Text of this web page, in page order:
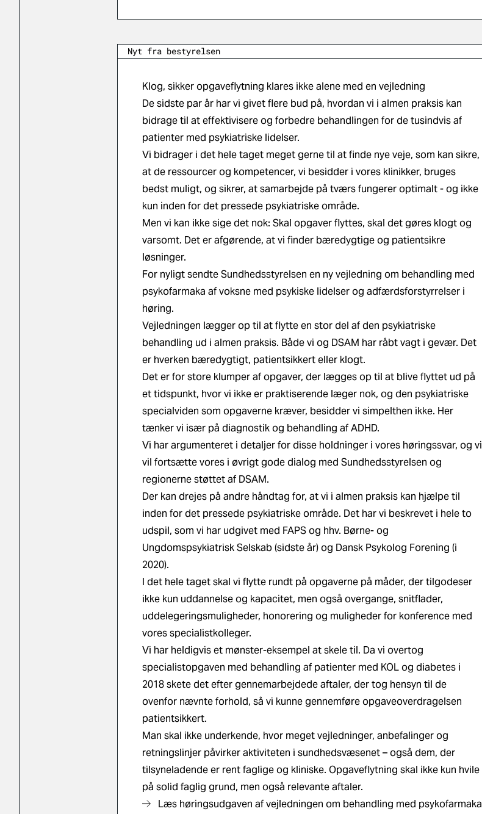
Nyt fra bestyrelsen
Klog, sikker opgaveflytning klares ikke alene med en vejledning
De sidste par år har vi givet flere bud på, hvordan vi i almen praksis kan
bidrage til at effektivisere og forbedre behandlingen for de tusindvis af
patienter med psykiatriske lidelser.
Vi bidrager i det hele taget meget gerne til at finde nye veje, som kan sikre,
at de ressourcer og kompetencer, vi besidder i vores klinikker, bruges
bedst muligt, og sikrer, at samarbejde på tværs fungerer optimalt - og ikke
kun inden for det pressede psykiatriske område.
Men vi kan ikke sige det nok: Skal opgaver flyttes, skal det gøres klogt og
varsomt. Det er afgørende, at vi finder bæredygtige og patientsikre
løsninger.
For nyligt sendte Sundhedsstyrelsen en ny vejledning om behandling med
psykofarmaka af voksne med psykiske lidelser og adfærdsforstyrrelser i
høring.
Vejledningen lægger op til at flytte en stor del af den psykiatriske
behandling ud i almen praksis. Både vi og DSAM har råbt vagt i gevær. Det
er hverken bæredygtigt, patientsikkert eller klogt.
Det er for store klumper af opgaver, der lægges op til at blive flyttet ud på
et tidspunkt, hvor vi ikke er praktiserende læger nok, og den psykiatriske
specialviden som opgaverne kræver, besidder vi simpelthen ikke. Her
tænker vi især på diagnostik og behandling af ADHD.
Vi har argumenteret i detaljer for disse holdninger i vores høringssvar, og vi
vil fortsætte vores i øvrigt gode dialog med Sundhedsstyrelsen og
regionerne støttet af DSAM.
Der kan drejes på andre håndtag for, at vi i almen praksis kan hjælpe til
inden for det pressede psykiatriske område. Det har vi beskrevet i hele to
udspil, som vi har udgivet med FAPS og hhv. Børne- og
Ungdomspsykiatrisk Selskab (sidste år) og Dansk Psykolog Forening (i
2020).
I det hele taget skal vi flytte rundt på opgaverne på måder, der tilgodeser
ikke kun uddannelse og kapacitet, men også overgange, snitflader,
uddelegeringsmuligheder, honorering og muligheder for konference med
vores specialistkolleger.
Vi har heldigvis et mønster-eksempel at skele til. Da vi overtog
specialistopgaven med behandling af patienter med KOL og diabetes i
2018 skete det efter gennemarbejdede aftaler, der tog hensyn til de
ovenfor nævnte forhold, så vi kunne gennemføre opgaveoverdragelsen
patientsikkert.
Man skal ikke underkende, hvor meget vejledninger, anbefalinger og
retningslinjer påvirker aktiviteten i sundhedsvæsenet – også dem, der
tilsyneladende er rent faglige og kliniske. Opgaveflytning skal ikke kun hvile
på solid faglig grund, men også relevante aftaler.
Læs høringsudgaven af vejledningen om behandling med psykofarmaka